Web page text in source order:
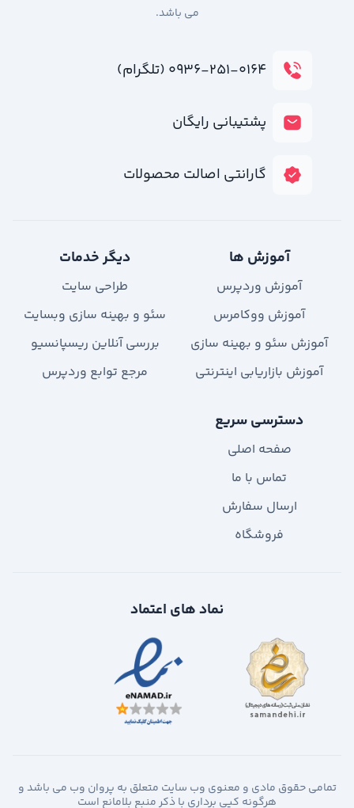
می باشد.
۰۹۳۶-۲۵۱-۰۱۶۴ (تلگرام)
پشتیبانی رایگان
گارانتی اصالت محصولات
آموزش ها
آموزش وردپرس
آموزش ووکامرس
آموزش سئو و بهینه سازی
آموزش بازاریابی اینترنتی
دیگر خدمات
طراحی سایت
سئو و بهینه سازی وبسایت
بررسی آنلاین ریسپانسیو
مرجع توابع وردپرس
دسترسی سریع
صفحه اصلی
تماس با ما
ارسال سفارش
فروشگاه
نماد های اعتماد
تمامی حقوق مادی و معنوی وب سایت متعلق به پروان وب می باشد و
هرگونه کپی برداری با ذکر منبع بلامانع است